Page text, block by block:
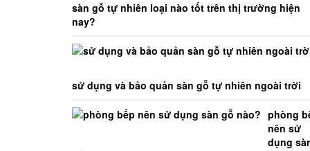
sàn gỗ tự nhiên loại nào tốt trên thị trường hiện
nay?
sử dụng và bảo quản sàn gỗ tự nhiên ngoài trời
phòng
nên sử
dụng